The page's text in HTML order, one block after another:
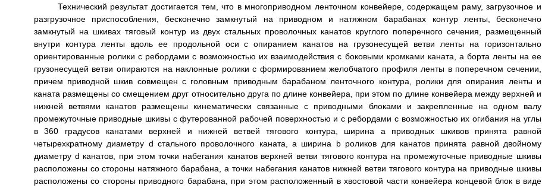
Технический результат достигается тем, что в многоприводном ленточном конвейере, содержащем раму, загрузочное и
разгрузочное приспособления, бесконечно замкнутый на приводном и натяжном барабанах контур ленты, бесконечно
замкнутый на шкивах тяговый контур из двух стальных проволочных канатов круглого поперечного сечения, размещенный
внутри контура ленты вдоль ее продольной оси с опиранием канатов на грузонесущей ветви ленты на горизонтально
ориентированные ролики с ребордами с возможностью их взаимодействия с боковыми кромками каната, а борта ленты на ее
грузонесущей ветви опираются на наклонные ролики с формированием желобчатого профиля ленты в поперечном сечении,
причем приводной шкив совмещен с головным приводным барабаном ленточного контура, ролики для опирания ленты и
каната размещены со смещением друг относительно друга по длине конвейера, при этом по длине конвейера между верхней и
нижней ветвями канатов размещены кинематически связанные с приводными блоками и закрепленные на одном валу
промежуточные приводные шкивы с футерованной рабочей поверхностью и с ребордами с возможностью их огибания на углы
в 360 градусов канатами верхней и нижней ветвей тягового контура, ширина а приводных шкивов принята равной
четырехкратному диаметру d стального проволочного каната, а ширина b роликов для канатов принята равной двойному
диаметру d канатов, при этом точки набегания канатов верхней ветви тягового контура на промежуточные приводные шкивы
расположены со стороны натяжного барабана, а точки набегания канатов нижней ветви тягового контура на приводные шкивы
расположены со стороны приводного барабана, при этом расположенный в хвостовой части конвейера концевой блок в виде